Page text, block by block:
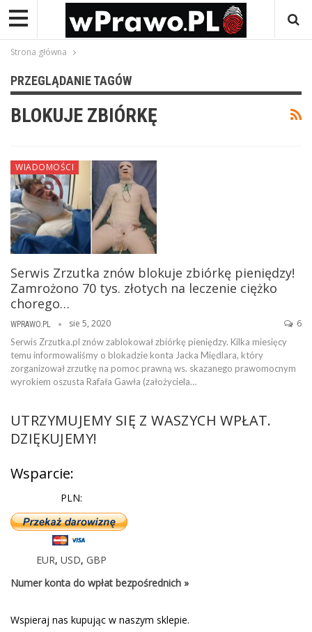
Strona główna
PRZEGLĄDANIE TAGÓW
BLOKUJE ZBIÓRKĘ
WIADOMOŚCI
Serwis Zrzutka znów blokuje zbiórkę pieniędzy!
Zamrożono 70 tys. złotych na leczenie ciężko
chorego…
WPRAWO.PL sie 5, 2020 6
Serwis Zrzutka.pl znów zablokował zbiórkę pieniędzy. Kilka miesięcy
temu informowaliśmy o blokadzie konta Jacka Międlara, który
zorganizował zrzutkę na pomoc prawną ws. skazanego prawomocnym
wyrokiem oszusta Rafała Gawła (założyciela…
UTRZYMUJEMY SIĘ Z WASZYCH WPŁAT.
DZIĘKUJEMY!
Wsparcie:
PLN:
EUR, USD, GBP
Numer konta do wpłat bezpośrednich »
Wspieraj nas kupując w naszym sklepie.